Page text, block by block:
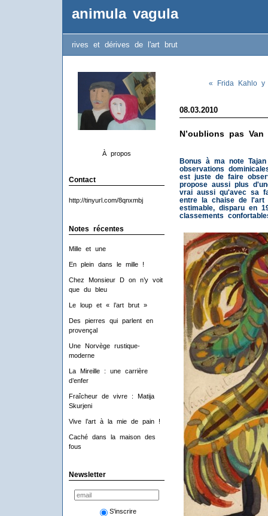
animula vagula
rives et dérives de l'art brut
À propos
Contact
http://tinyurl.com/8qnxmbj
Notes récentes
Mille et une
En plein dans le mille !
Chez Monsieur D on n’y voit
que du bleu
Le loup et « l’art brut »
Des pierres qui parlent en
provençal
Une Norvège rustique-
moderne
La Mireille : une carrière
d’enfer
Fraîcheur de vivre : Matija
Skurjeni
Vive l’art à la mie de pain !
Caché dans la maison des
fous
Newsletter
S'inscrire
« Frida Kahlo y
08.03.2010
N’oublions pas Van
Bonus à ma note
observations
est juste de faire
propose aussi plus
vrai aussi qu'avec sa
entre la chaise de
estimable, disparu en
classements